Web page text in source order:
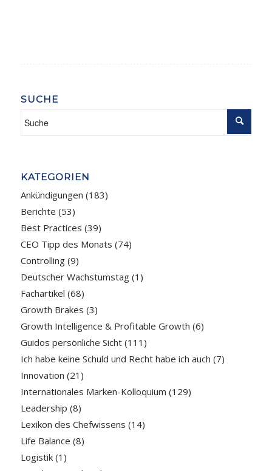
SUCHE
KATEGORIEN
Ankündigungen (183)
Berichte (53)
Best Practices (39)
CEO Tipp des Monats (74)
Controlling(9)
Deutscher Wachstumstag(1)
Fachartikel (68)
Growth Brakes (3)
Growth Intelligence & Profitable Growth (6)
Guidos persönliche Sicht(111)
Ich habe keine Schuld und Recht habe ich auch (7)
Innovation (21)
Internationales Marken-Kolloquium (129)
Leadership (8)
Lexikon des Chefwissens (14)
Life Balance (8)
Logistik(1)